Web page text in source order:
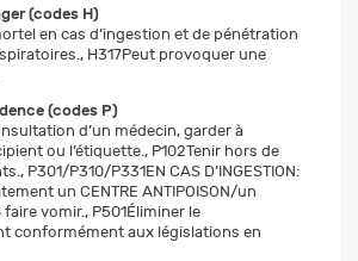
(codes H)
en cas d’ingestion et de pénétration
H317Peut provoquer une
(codes P)
d’un médecin, garder à
ou l’étiquette., P102Tenir hors de
P301/P310/P331EN CAS D’INGESTION:
un CENTRE ANTIPOISON/un
faire vomir., P501Éliminer le
conformément aux législations en